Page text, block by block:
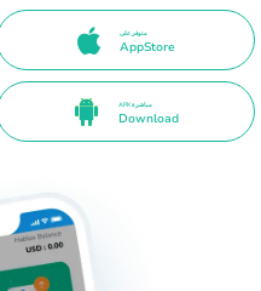
متوفر على
AppStore
APK مباشرة
Download